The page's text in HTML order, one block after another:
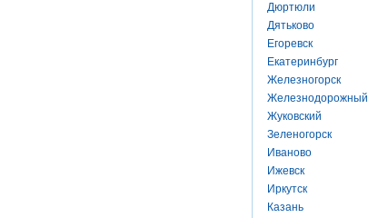
Дюртюли
Дятьково
Егоревск
Екатеринбург
Железногорск
Железнодорожный
Жуковский
Зеленогорск
Иваново
Ижевск
Иркутск
Казань